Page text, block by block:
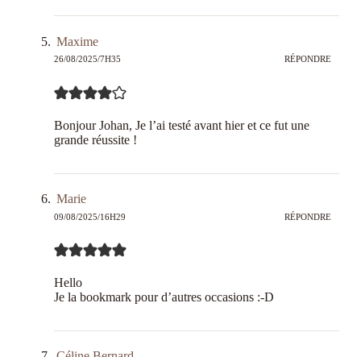
Maxime
26/08/2025/7H35 RÉPONDRE
Bonjour Johan, Je l’ai testé avant hier et ce fut une
grande réussite !
Marie
09/08/2025/16H29 RÉPONDRE
Hello
Je la bookmark pour d’autres occasions :-D